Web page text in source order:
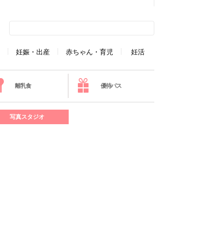
妊娠・出産 赤ちゃん・育児 妊活
離乳食 優待パス
写真スタジオ